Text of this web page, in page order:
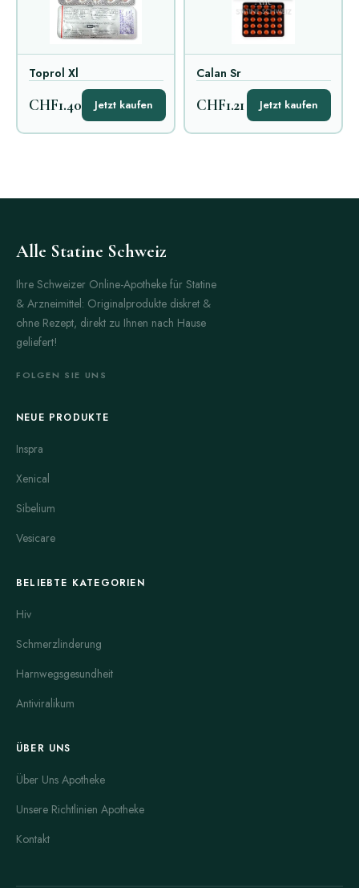
Toprol Xl
CHF1.40 Jetzt kaufen
Calan Sr
CHF1.21 Jetzt kaufen
Alle Statine Schweiz
Ihre Schweizer Online-Apotheke für Statine
& Arzneimittel: Originalprodukte diskret &
ohne Rezept, direkt zu Ihnen nach Hause
geliefert!
FOLGEN SIE UNS
NEUE PRODUKTE
Inspra
Xenical
Sibelium
Vesicare
BELIEBTE KATEGORIEN
Hiv
Schmerzlinderung
Harnwegsgesundheit
Antiviralikum
ÜBER UNS
Über Uns Apotheke
Unsere Richtlinien Apotheke
Kontakt